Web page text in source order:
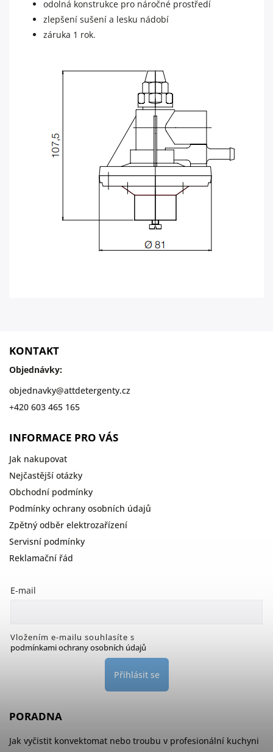
odolná konstrukce pro náročné prostředí
zlepšení sušení a lesku nádobí
záruka 1 rok.
KONTAKT
Objednávky:
objednavky@attdetergenty.cz
+420 603 465 165
INFORMACE PRO VÁS
Jak nakupovat
Nejčastější otázky
Obchodní podmínky
Podmínky ochrany osobních údajů
Zpětný odběr elektrozařízení
Servisní podmínky
Reklamační řád
E-mail
Vložením e-mailu souhlasíte s
podmínkami ochrany osobních údajů
Přihlásit se
PORADNA
Jak vyčistit konvektomat nebo troubu v profesionální kuchyni